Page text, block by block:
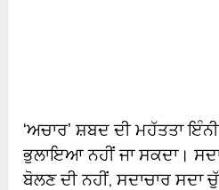
‘ਅਚਾਰ’ ਸ਼ਬਦ ਦੀ ਮਹੱਤਤਾ
ਭੁਲਾਇਆ ਨਹੀਂ ਜਾ ਸਕਦਾ।
ਬੋਲਣ ਦੀ ਨਹੀਂ, ਸਦਾਚਾਰ ਸਦਾ